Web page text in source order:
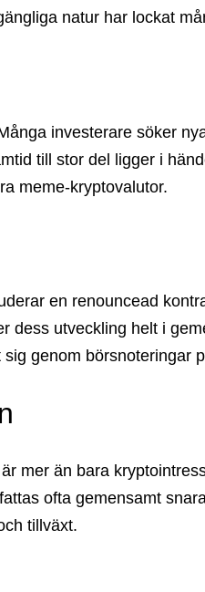
natur har lockat
investerare söker
till stor del ligger i
meme-kryptovalutor.
en renouncead
dess utveckling helt i
genom börsnoteringar
mer än bara
ofta gemensamt
tillväxt.